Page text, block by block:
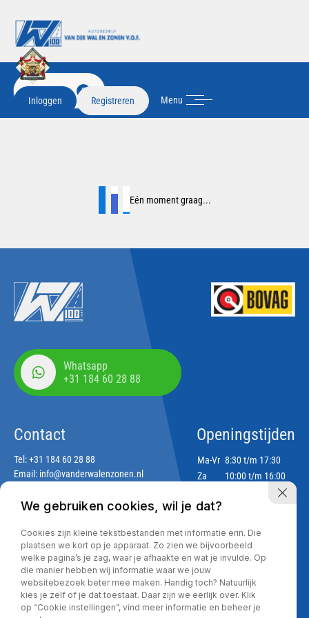
Inloggen Registreren Menu
2
Eén moment graag...
Whatsapp
+31 184 60 28 88
Contact
Tel:+31 184 60 28 88
Email: info@vanderwalenzonen.nl
Adres
Lekdijk 188
2967 GJ Langerak
Openingstijden
Ma-Vr 8:30 t/m 17:30
Za
10:00 t/m 16:00
Privacy policy
We gebruiken cookies, wil je dat?
Cookies zijn kleine tekstbestanden met informatie erin. Die
plaatsen we kort op je apparaat. Zo zien we bijvoorbeeld
welke pagina’s je zag, waar je afhaakte en wat je invulde. Op
die manier hebben wij informatie waar we jouw
websitebezoek beter mee maken. Handig toch? Natuurlijk
kies je zelf of je dat toestaat. Daar zijn we eerlijk over. Klik
op “Cookie instellingen”, vind meer informatie en beheer je